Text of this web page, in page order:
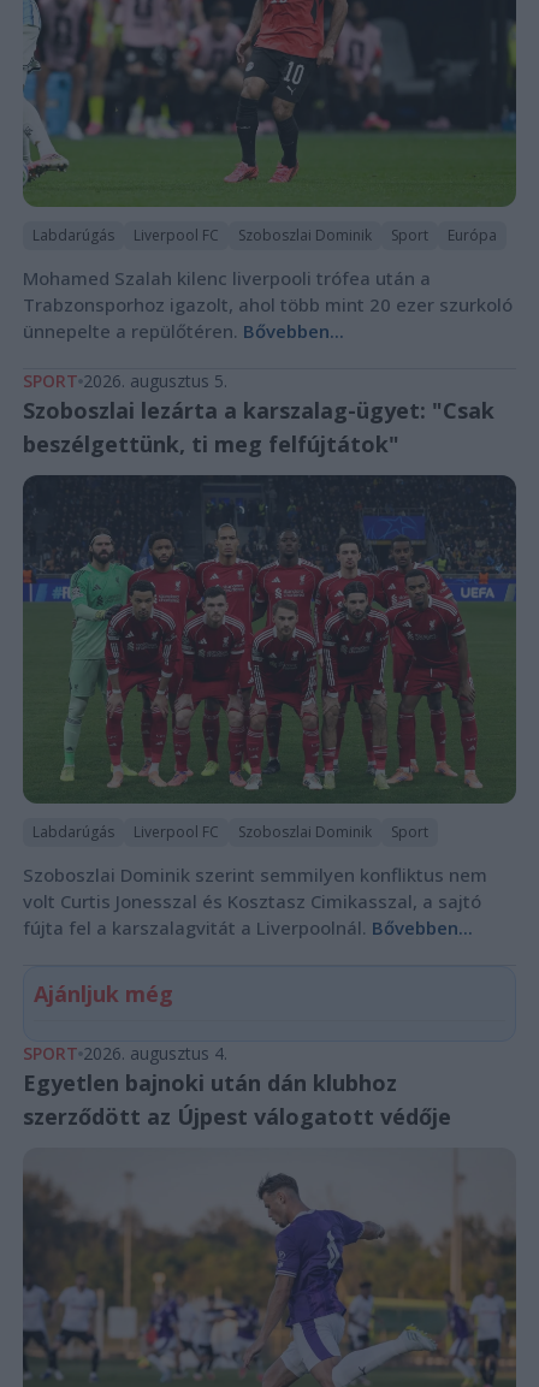
Labdarúgás Liverpool FC Szoboszlai Dominik Sport Európa
Mohamed Szalah kilenc liverpooli trófea után a
Trabzonsporhoz igazolt, ahol több mint 20 ezer szurkoló
ünnepelte a repülőtéren. Bővebben...
SPORT 2026. augusztus 5.
Szoboszlai lezárta a karszalag-ügyet: "Csak
beszélgettünk, ti meg felfújtátok"
Labdarúgás Liverpool FC Szoboszlai Dominik Sport
Szoboszlai Dominik szerint semmilyen konfliktus nem
volt Curtis Jonesszal és Kosztasz Cimikasszal, a sajtó
fújta fel a karszalagvitát a Liverpoolnál. Bővebben...
Ajánljuk még
SPORT 2026. augusztus 4.
Egyetlen bajnoki után dán klubhoz
szerződött az Újpest válogatott védője